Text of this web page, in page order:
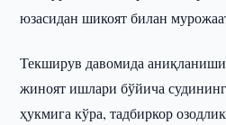
юзасидан шикоят билан
Текширув давомида
жиноят ишлари бўйича
ҳукмига кўра, тадбиркор